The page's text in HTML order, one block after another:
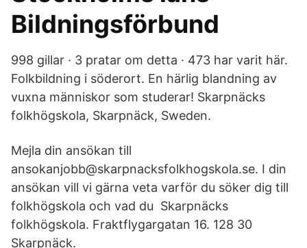
Bildningsförbund
998 gillar · 3 pratar om detta · 473 har varit här.
Folkbildning i söderort. En härlig blandning av
vuxna människor som studerar! Skarpnäcks
folkhögskola, Skarpnäck, Sweden.
Mejla din ansökan till
ansokanjobb@skarpnacksfolkhogskola.se. I din
ansökan vill vi gärna veta varför du söker dig till
folkhögskola och vad du Skarpnäcks
folkhögskola. Fraktflygargatan 16. 128 30
Skarpnäck.